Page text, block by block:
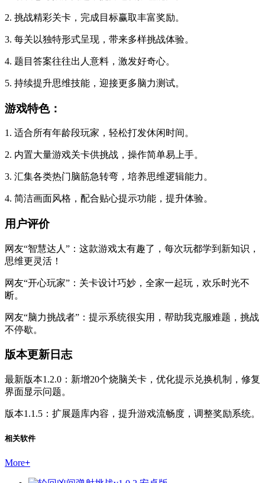
2. 挑战精彩关卡，完成目标赢取丰富奖励。
3. 每关以独特形式呈现，带来多样挑战体验。
4. 题目答案往往出人意料，激发好奇心。
5. 持续提升思维技能，迎接更多脑力测试。
游戏特色：
1. 适合所有年龄段玩家，轻松打发休闲时间。
2. 内置大量游戏关卡供挑战，操作简单易上手。
3. 汇集各类热门脑筋急转弯，培养思维逻辑能力。
4. 简洁画面风格，配合贴心提示功能，提升体验。
用户评价
网友“智慧达人”：这款游戏太有趣了，每次玩都学到新知识，
思维更灵活！
网友“开心玩家”：关卡设计巧妙，全家一起玩，欢乐时光不
断。
网友“脑力挑战者”：提示系统很实用，帮助我克服难题，挑战
不停歇。
版本更新日志
最新版本1.2.0：新增20个烧脑关卡，优化提示兑换机制，修复
界面显示问题。
版本1.1.5：扩展题库内容，提升游戏流畅度，调整奖励系统。
相关软件
More+